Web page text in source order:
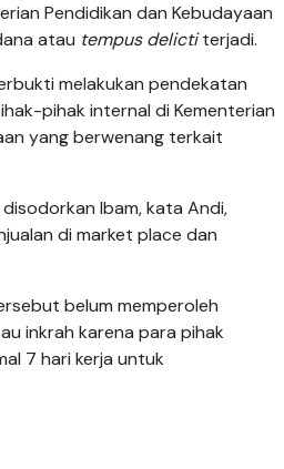
Pendidikan dan Kebudayaan
atau tempus delictiterjadi.
melakukan pendekatan
pihak internal di Kementerian
yang berwenang terkait
Ibam, kata Andi,
di market place dan
belum memperoleh
inkrah karena para pihak
7 hari kerja untuk